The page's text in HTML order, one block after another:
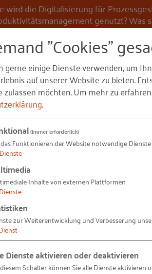
wird die Digitalisierung für
genutzt? Was
entsteht daraus? Das ifaa erhebt
Befragung.
Produktivitätsstrategien und Digitalisierung -
Möglichkeiten zur
Auswirkungen auf die
Als beteiligtes Forschungsinstitut
online-Befragungdurch.
"Cookies"
gerne einige Dienste verwenden, um
auf unserer Website zu bieten.
zulassen möchten.Um mehr zu
.
(immer erforderlich)
Funktionieren der Website notwendige Dienste
Dienste
Inhalte von externen Plattformen
Dienste
zur Weiterentwicklung und Verbesserung
Dienste aktivieren oder deaktivieren
Schalter können Sie alle Dienste aktivieren